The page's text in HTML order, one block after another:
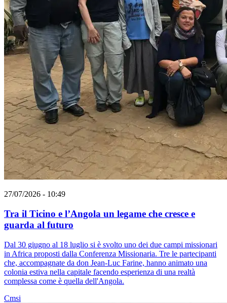
27/07/2026 - 10:49
Tra il Ticino e l’Angola un legame che cresce e
guarda al futuro
Dal 30 giugno al 18 luglio si è svolto uno dei due campi missionari
in Africa proposti dalla Conferenza Missionaria. Tre le partecipanti
che, accompagnate da don Jean-Luc Farine, hanno animato una
colonia estiva nella capitale facendo esperienza di una realtà
complessa come è quella dell'Angola.
Cmsi